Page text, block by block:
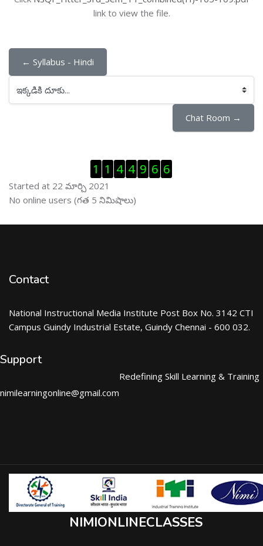
link to view the file.
← Syllabus - Hindi
ఇక్కడికి దూకు...
Chat Room →
Visitor Counter ను తప్పించు
1 1 4 4 9 6 6
Started at 22 మార్చి 2021
ఆన్ లైను వాడుకరులు ను తప్పించు
No online users (గత 5 నిమిషాలు)
Contact
National Instructional Media Institute Post Box No. 3142 CTI
Campus Guindy Industrial Estate, Guindy Chennai - 600 032.
Support
nimilearningonline@gmail.com
Redefining Skill Learning & Training
NIMIONLINECLASSES